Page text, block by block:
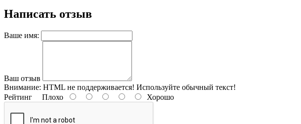
Написать отзыв
Ваше имя:
Ваш отзыв
Внимание: HTML не поддерживается! Используйте обычный текст!
Рейтинг Плохо Хорошо